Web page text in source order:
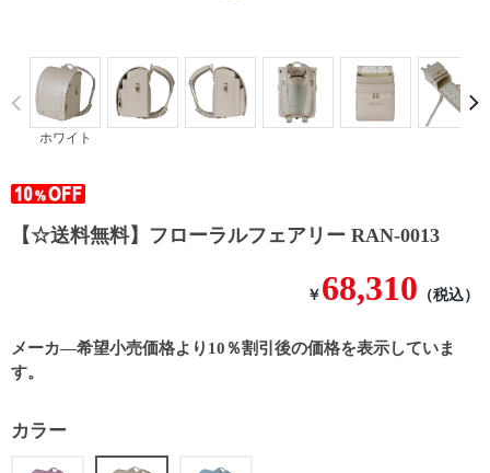
ホワイト
Prev
【☆送料無料】フローラルフェアリー RAN-0013
メーカ―希望小売価格より10％割引後の価格を表示していま
す。
￥ 68,310 （税込）
カラー